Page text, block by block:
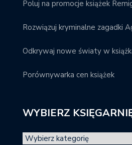
Poluj na promocje książek
Rozwiązuj kryminalne zagadki
Odkrywaj nowe światy w
Porównywarka cen książek
WYBIERZ